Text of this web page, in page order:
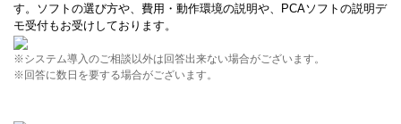
す。ソフトの選び方や、費用・動作環境の説明や、PCAソフトの説明デ
モ受付もお受けしております。
※システム導入のご相談以外は回答出来ない場合がございます。
※回答に数日を要する場合がございます。